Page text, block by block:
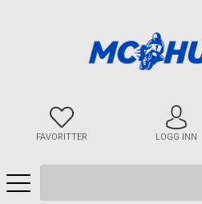
FAVORITTER LOGG INN